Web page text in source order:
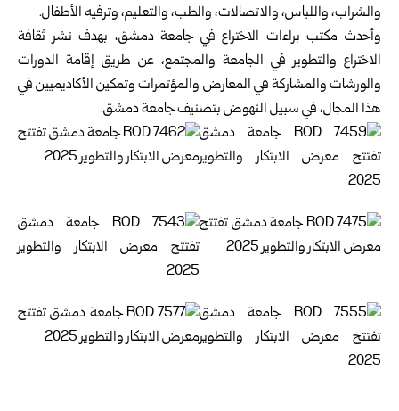
والشراب، واللباس، والاتصالات، والطب، والتعليم، وترفيه الأطفال.
وأحدث مكتب براءات الاختراع في جامعة دمشق، بهدف نشر ثقافة
الاختراع والتطوير في الجامعة والمجتمع، عن طريق إقامة الدورات
والورشات والمشاركة في المعارض والمؤتمرات وتمكين الأكاديميين في
هذا المجال، في سبيل النهوض بتصنيف جامعة دمشق.